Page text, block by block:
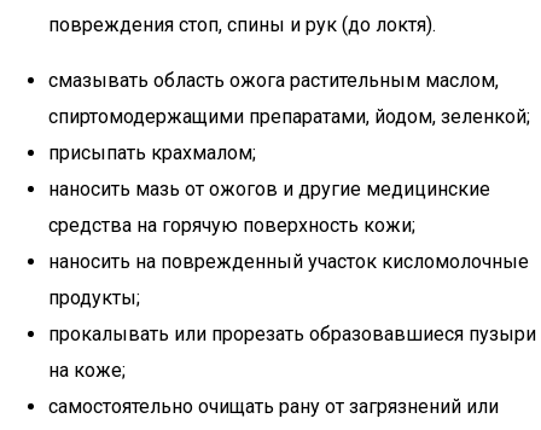
повреждения стоп, спины и рук (до локтя).
смазывать область ожога растительным маслом,
спиртомодержащими препаратами, йодом, зеленкой;
присыпать крахмалом;
наносить мазь от ожогов и другие медицинские
средства на горячую поверхность кожи;
наносить на поврежденный участок кисломолочные
продукты;
прокалывать или прорезать образовавшиеся пузыри
на коже;
самостоятельно очищать рану от загрязнений или